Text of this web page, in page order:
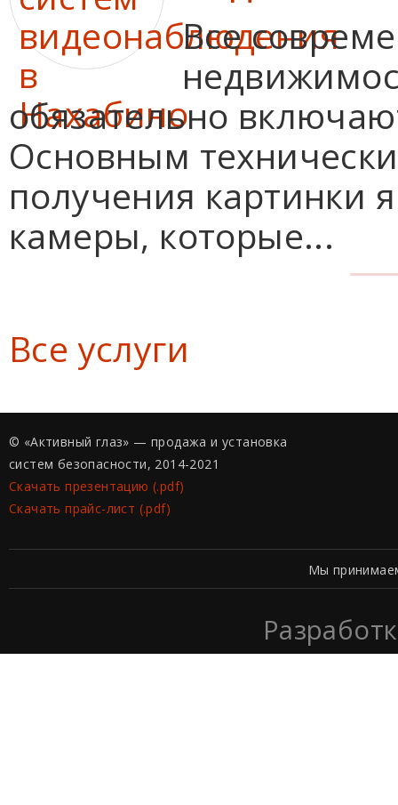
Все
обязательно
Основным
получения картинки
камеры, которые...
Все услуги
© «Активный глаз» — продажа и установка
систем безопасности, 2014-2021
Скачать презентацию (.pdf)
Скачать прайс-лист (.pdf)
Мы